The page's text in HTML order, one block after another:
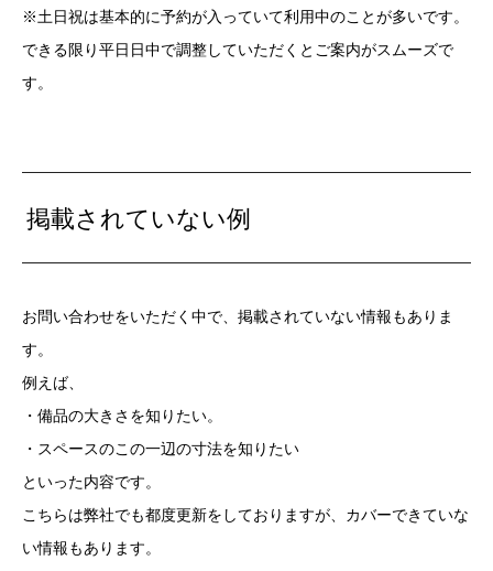
※土日祝は基本的に予約が入っていて利用中のことが多いです。
できる限り平日日中で調整していただくとご案内がスムーズで
す。
掲載されていない例
お問い合わせをいただく中で、掲載されていない情報もありま
す。
例えば、
・備品の大きさを知りたい。
・スペースのこの一辺の寸法を知りたい
といった内容です。
こちらは弊社でも都度更新をしておりますが、カバーできていな
い情報もあります。